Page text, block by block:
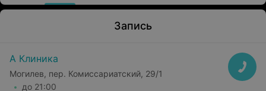
Запись
А Клиника
Могилев, пер. Комиссариатский, 29/1
до 21:00